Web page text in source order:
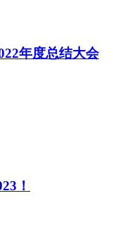
年度总结大会
！